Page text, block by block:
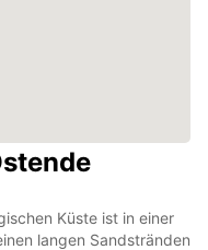
Küste ist in einer
langen Sandstränden